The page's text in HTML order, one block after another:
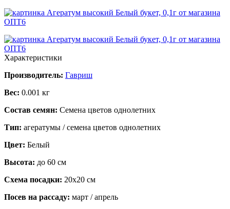
Характеристики
Производитель: Гавриш
Вес: 0.001 кг
Состав семян: Семена цветов однолетних
Тип: агератумы / семена цветов однолетних
Цвет: Белый
Высота: до 60 см
Схема посадки: 20х20 см
Посев на рассаду: март / апрель